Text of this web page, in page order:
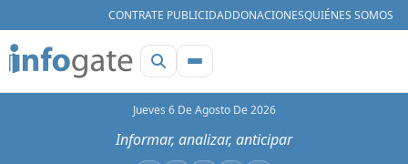
CONTRATE PUBLICIDADDONACIONESQUIÉNES SOMOS
Jueves 6 De Agosto De 2026
Informar, analizar, anticipar